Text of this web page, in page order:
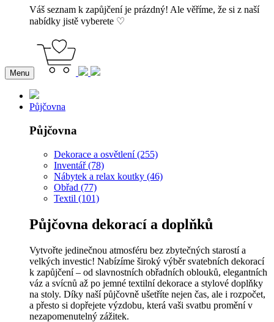
Váš seznam k zapůjčení je prázdný! Ale věříme, že si z naší
nabídky jistě vyberete ♡
Menu
Půjčovna
Půjčovna
Dekorace a osvětlení (255)
Inventář (78)
Nábytek a relax koutky (46)
Obřad (77)
Textil (101)
Půjčovna dekorací a doplňků
Vytvořte jedinečnou atmosféru bez zbytečných starostí a
velkých investic! Nabízíme široký výběr svatebních dekorací
k zapůjčení – od slavnostních obřadních oblouků, elegantních
váz a svícnů až po jemné textilní dekorace a stylové doplňky
na stoly. Díky naší půjčovně ušetříte nejen čas, ale i rozpočet,
a přesto si dopřejete výzdobu, která vaši svatbu promění v
nezapomenutelný zážitek.